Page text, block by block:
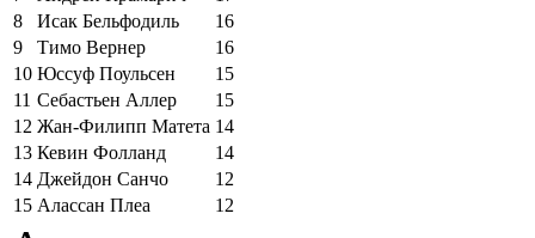
8
Исак Бельфодиль
16
9
Тимо Вернер
16
10 Юссуф Поульсен
15
11 Себастьен Аллер
15
12 Жан-Филипп Матета 14
13 Кевин Фолланд
14
14 Джейдон Санчо
12
15 Алассан Плеа 12